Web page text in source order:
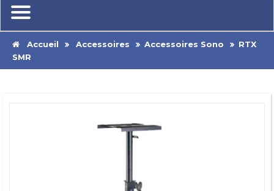
Accueil Accessoires Accessoires Sono
RTX
SMR